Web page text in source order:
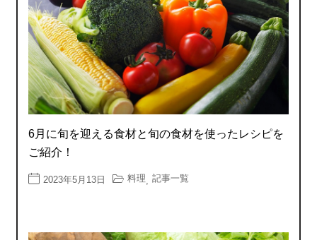
6月に旬を迎える食材と旬の食材を使ったレシピを
ご紹介！
2023年5月13日 料理 記事一覧